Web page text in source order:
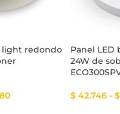
light redondo
Panel
24W de
$42.746 - $